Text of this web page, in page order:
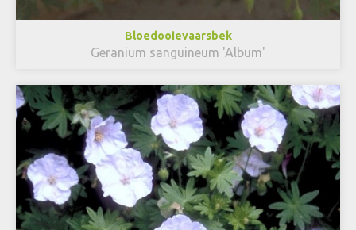
Bloedooievaarsbek
Geranium sanguineum 'Album'